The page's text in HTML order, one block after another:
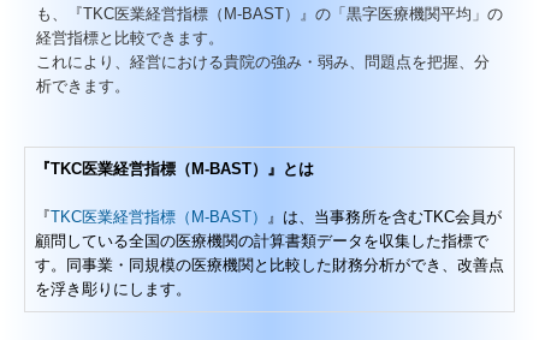
も、『TKC医業経営指標（M-BAST）』の「黒字医療機関平均」の
経営指標と比較できます。
これにより、経営における貴院の強み・弱み、問題点を把握、分
析できます。
『TKC医業経営指標（M-BAST）』とは
『TKC医業経営指標（M-BAST）
』は、当事務所を含むTKC会員が
顧問している全国の医療機関の計算書類データを収集した指標で
す。同事業・同規模の医療機関と比較した財務分析ができ、改善点
を浮き彫りにします。